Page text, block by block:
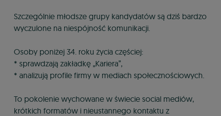
Szczególnie młodsze grupy kandydatów są dziś bardzo
wyczulone na niespójność komunikacji.
Osoby poniżej 34. roku życia częściej:
* sprawdzają zakładkę „Kariera”,
* analizują profile firmy w mediach społecznościowych.
To pokolenie wychowane w świecie social mediów,
krótkich formatów i nieustannego kontaktu z